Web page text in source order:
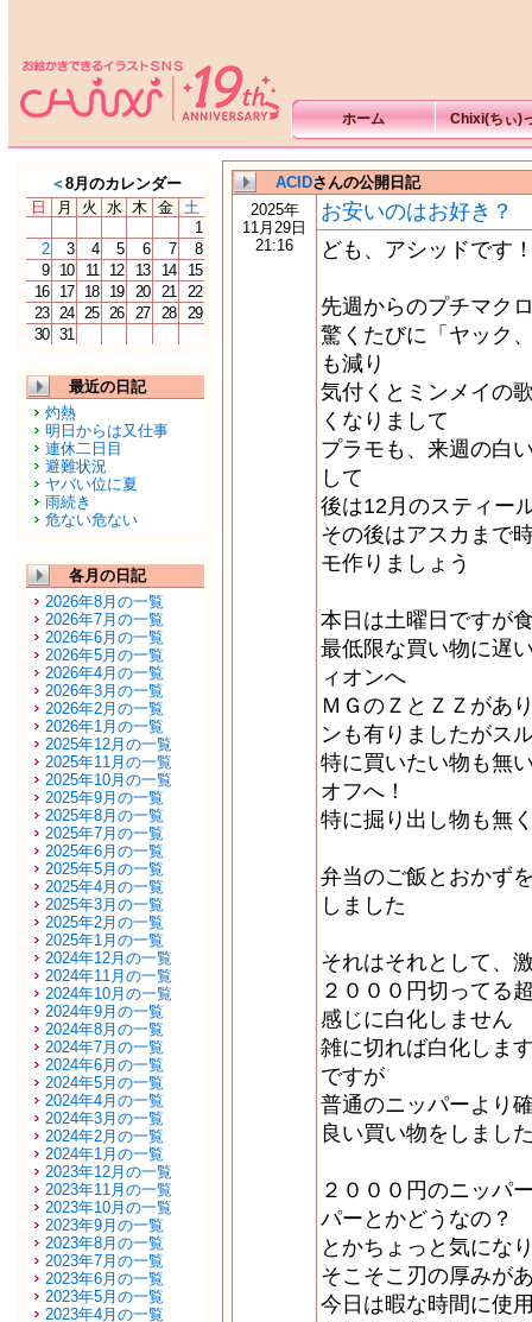
ホーム Chixi(ちぃ)
＜8月のカレンダー
日
月 火 水 木 金 土
1
2
3 4 5 6 7
8
9
10 11 12 13 14
15
16
17 18 19 20 21
22
23 24 25 26 27 28
29
30 31
最近の日記
灼熱
明日からは又仕事
連休二日目
避難状況
ヤバい位に夏
雨続き
危ない危ない
各月の日記
2026年8月の一覧
2026年7月の一覧
2026年6月の一覧
2026年5月の一覧
2026年4月の一覧
2026年3月の一覧
2026年2月の一覧
2026年1月の一覧
2025年12月の一覧
2025年11月の一覧
2025年10月の一覧
2025年9月の一覧
2025年8月の一覧
2025年7月の一覧
2025年6月の一覧
2025年5月の一覧
2025年4月の一覧
2025年3月の一覧
2025年2月の一覧
2025年1月の一覧
2024年12月の一覧
2024年11月の一覧
2024年10月の一覧
2024年9月の一覧
2024年8月の一覧
2024年7月の一覧
2024年6月の一覧
2024年5月の一覧
2024年4月の一覧
2024年3月の一覧
2024年2月の一覧
2024年1月の一覧
2023年12月の一覧
2023年11月の一覧
2023年10月の一覧
2023年9月の一覧
2023年8月の一覧
2023年7月の一覧
2023年6月の一覧
2023年5月の一覧
2023年4月の一覧
ACIDさんの公開日記
2025年
11月29日
21:16
お安いのはお好き？
ども、アシッドです
先週からのプチマク
驚くたびに「ヤック
も減り
気付くとミンメイの
くなりまして
プラモも、来週の白
して
後は12月のスティー
その後はアスカまで
モ作りましょう
本日は土曜日ですが
最低限な買い物に遅
ィオンへ
ＭＧのＺとＺＺがあ
ンも有りましたがス
特に買いたい物も無
オフへ！
特に掘り出し物も無
弁当のご飯とおかず
しました
それはそれとして、
２０００円切ってる
感じに白化しません
雑に切れば白化しま
ですが
普通のニッパーより
良い買い物をしまし
２０００円のニッパ
パーとかどうなの？
とかちょっと気にな
そこそこ刃の厚みが
今日は暇な時間に使